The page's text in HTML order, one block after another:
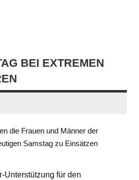
BEI EXTREMEN
die Frauen und Männer der
Samstag zu Einsätzen
Unterstützung für den